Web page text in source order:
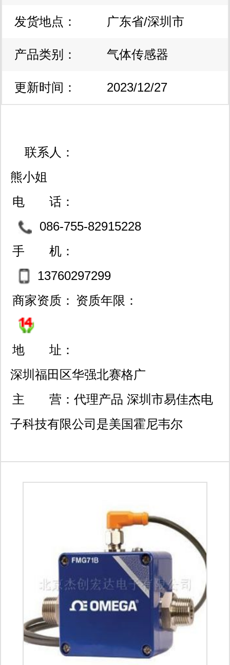
发货地点： 广东省/深圳市
产品类别： 气体传感器
更新时间： 2023/12/27
联系人：
熊小姐
电 话：
086-755-82915228
手 机：
13760297299
商家资质： 资质年限：
地 址：
深圳福田区华强北赛格广
场30楼3018室/星河世纪大
厦a座1018室
主 营： 代理产品 深圳市易佳杰电
子科技有限公司是美国霍尼韦尔
(alphasense)，美国恩智浦（nxp） 、
泰科（te）、代理分销商， 主营产
品： 气体、压力 温湿度、流量、电
流、霍尔效应、粉尘、等全系列传感与
控制产品。 为客户提供产品选型、产
品方案、供应保障及物流服务等。